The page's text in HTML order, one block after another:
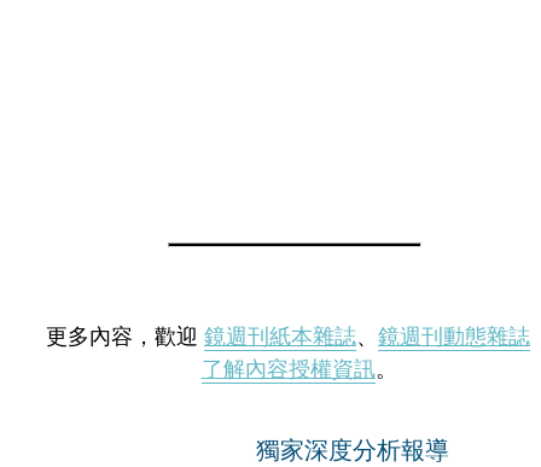
更多內容，歡迎 鏡週刊紙本雜誌、 鏡週刊動態雜誌
了解內容授權資訊。
獨家深度分析報導